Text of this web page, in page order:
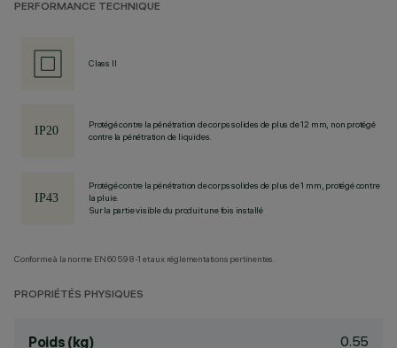
PERFORMANCE TECHNIQUE
Class II
Protégé contre la pénétration de corps solides de plus de 12 mm, non protégé
contre la pénétration de liquides.
Protégé contre la pénétration de corps solides de plus de 1 mm, protégé contre
la pluie.
Sur la partie visible du produit une fois installé
Conforme à la norme EN60598-1 et aux réglementations pertinentes.
PROPRIÉTÉS PHYSIQUES
Poids (kg) 0.55